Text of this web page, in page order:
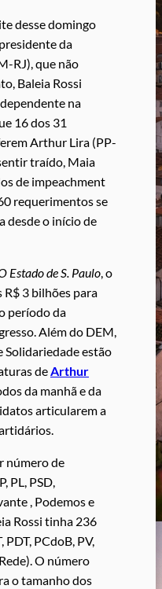
desse domingo
da
RJ), que não
Baleia Rossi
na
16 dos 31
Arthur Lira (PP-
traído, Maia
de impeachment
requerimentos se
desde o início de
Estado de S. Paulo, o
3 bilhões para
período da
Além do DEM,
Solidariedade estão
deArthur
da manhã e da
articularem a
número de
PL, PSD,
, Podemos e
Rossi tinha 236
PDT, PCdoB, PV,
O número
o tamanho dos